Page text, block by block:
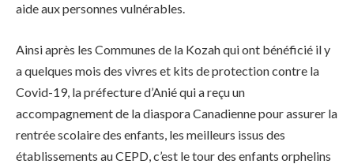
aide aux personnes vulnérables.
Ainsi après les Communes de la Kozah qui ont bénéficié il y
a quelques mois des vivres et kits de protection contre la
Covid-19, la préfecture d’Anié qui a reçu un
accompagnement de la diaspora Canadienne pour assurer la
rentrée scolaire des enfants, les meilleurs issus des
établissements au CEPD, c’est le tour des enfants orphelins